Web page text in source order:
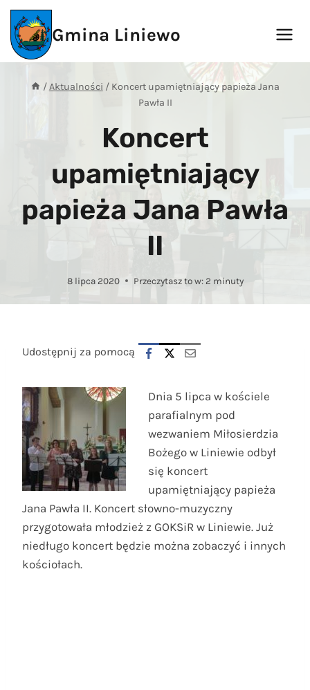
Przejdź
treści
Gmina Liniewo
/Aktualności / Koncert upamiętniający papieża Jana
Pawła II
Koncert
upamiętniający
papieża Jana Pawła
II
8 lipca 2020 Przeczytasz to w:2 minuty
Udostępnij za pomocą
Dnia 5 lipca w kościele
parafialnym pod
wezwaniem Miłosierdzia
Bożego w Liniewie odbył
się koncert
upamiętniający papieża
Jana Pawła II. Koncert słowno-muzyczny
przygotowała młodzież z GOKSiR w Liniewie. Już
niedługo koncert będzie można zobaczyć i innych
kościołach.